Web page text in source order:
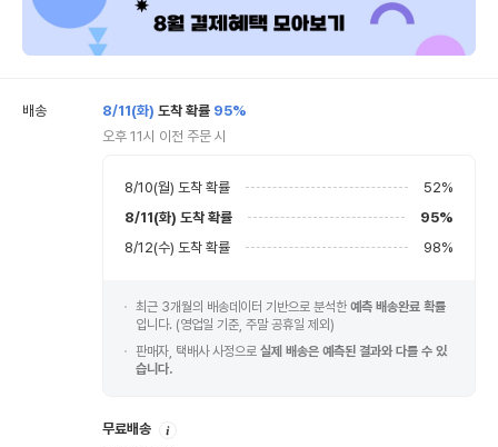
배송 8/11(화) 도착 확률 95%
오후 11시 이전 주문 시
8/10(월) 도착 확률 52%
8/11(화) 도착 확률 95%
8/12(수) 도착 확률 98%
최근 3개월의 배송데이터 기반으로 분석한 예측 배송완료 확률
입니다. (영업일 기준, 주말 공휴일 제외)
판매자, 택배사 사정으로 실제 배송은 예측된 결과와 다를 수 있
습니다.
무료배송